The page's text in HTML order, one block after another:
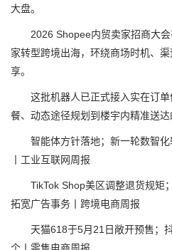
大盘。
2026 Shopee内贸卖家招商大会
家转型跨境出海，环绕商场时机、
享。
这批机器人已正式接入实在订单
餐、动态途径规划到楼宇内精准送达
智能体方针落地；新一轮数智化
丨工业互联网周报
TikTok Shop美区调整退货规矩
拓宽广告事务丨跨境电商周报
天猫618于5月21日敞开预售；